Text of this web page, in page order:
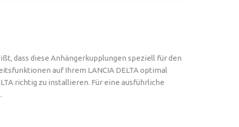
dass diese Anhängerkupplungen speziell für den
auf Ihrem LANCIA DELTA optimal
richtig zu installieren. Für eine ausführliche